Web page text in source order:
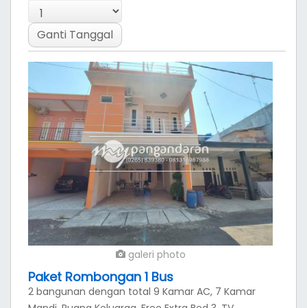
galeri photo
Bungalow 6 Kamar AC
lantai 1 : 2 kamar AC , TV dispenser di ruang
keluarga, Kamar mandi 1, Free Extra Bed 1,kulkas,
TV & 2 Kamar AC), TV dIspenser ,Kulkas di ruang
keluarga, Kamar mandi di setiap kamar, Free